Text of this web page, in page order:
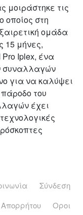
μοιράστηκε τις
οποίος στη
ομάδα
15 μήνες,
Iplex, ένα
συναλλαγών
για να καλύψει
του
έχει
Σύνδεση
Απορρήτου
Οροι